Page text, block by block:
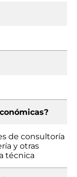
de consultoría
y otras
técnica